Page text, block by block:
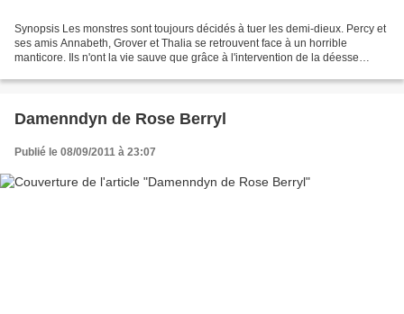
Synopsis Les monstres sont toujours décidés à tuer les demi-dieux. Percy et
ses amis Annabeth, Grover et Thalia se retrouvent face à un horrible
manticore. Ils n'ont la vie sauve que grâce à l'intervention de la déesse
Damenndyn de Rose Berryl
Publié le 08/09/2011 à 23:07